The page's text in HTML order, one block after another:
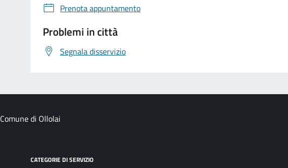
Prenota appuntamento
Problemi in città
Segnala disservizio
Comune di Ollolai
CATEGORIE DI SERVIZIO